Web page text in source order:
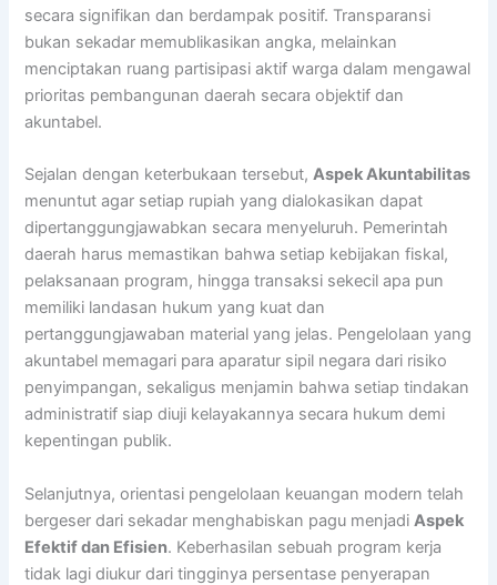
secara signifikan dan berdampak positif. Transparansi
bukan sekadar memublikasikan angka, melainkan
menciptakan ruang partisipasi aktif warga dalam mengawal
prioritas pembangunan daerah secara objektif dan
akuntabel.
Sejalan dengan keterbukaan tersebut,Aspek Akuntabilitas
menuntut agar setiap rupiah yang dialokasikan dapat
dipertanggungjawabkan secara menyeluruh. Pemerintah
daerah harus memastikan bahwa setiap kebijakan fiskal,
pelaksanaan program, hingga transaksi sekecil apa pun
memiliki landasan hukum yang kuat dan
pertanggungjawaban material yang jelas. Pengelolaan yang
akuntabel memagari para aparatur sipil negara dari risiko
penyimpangan, sekaligus menjamin bahwa setiap tindakan
administratif siap diuji kelayakannya secara hukum demi
kepentingan publik.
Selanjutnya, orientasi pengelolaan keuangan modern telah
bergeser dari sekadar menghabiskan pagu menjadiAspek
Efektif dan Efisien. Keberhasilan sebuah program kerja
tidak lagi diukur dari tingginya persentase penyerapan